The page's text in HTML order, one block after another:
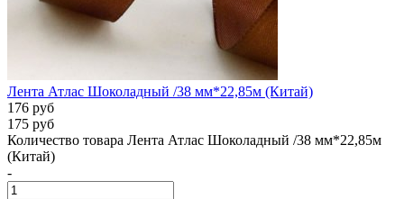
Лента Атлас Шоколадный /38 мм*22,85м (Китай)
176 руб
175 руб
Количество товара Лента Атлас Шоколадный /38 мм*22,85м
(Китай)
-